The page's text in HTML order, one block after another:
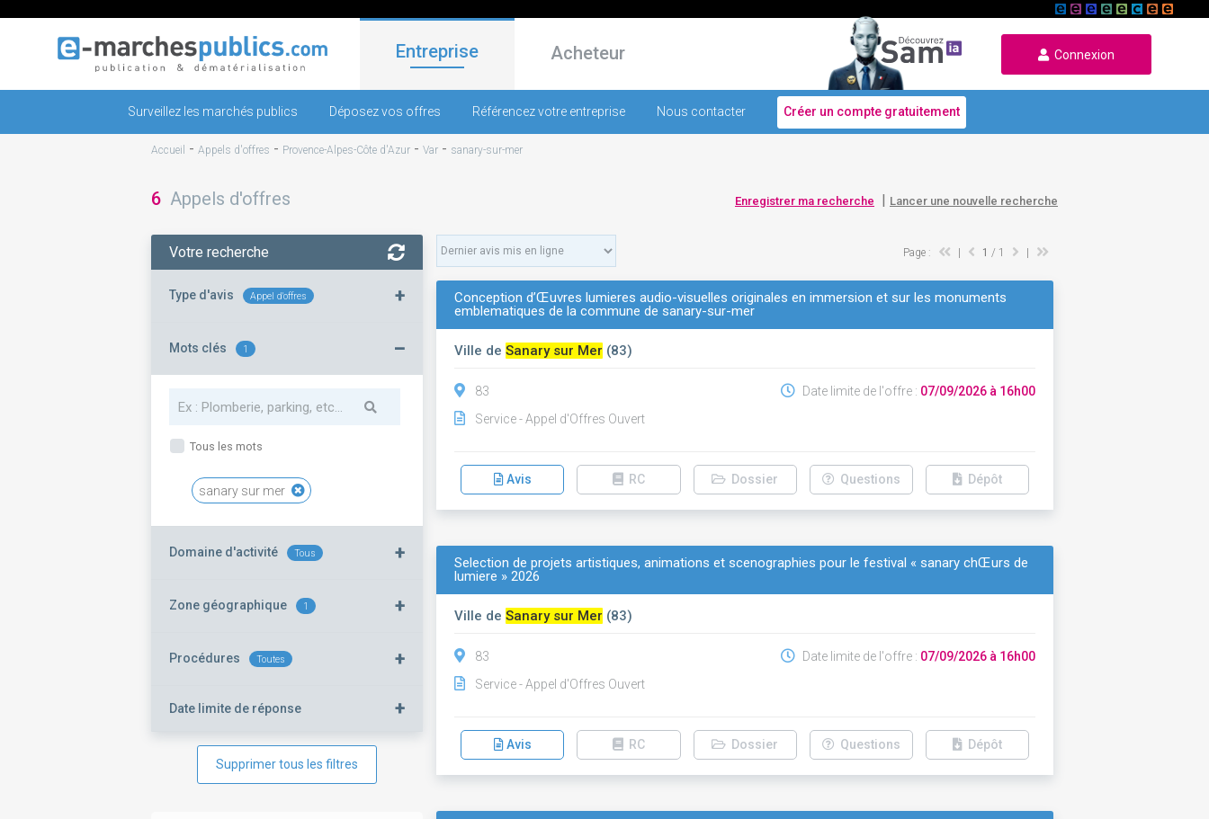
Entreprise Acheteur Connexion
Surveillez les marchés publics Déposez vos offres Référencez votre entreprise Nous contacter Créer un compte gratuitement
Accueil - Appels d'offres - Provence-Alpes-Côte d'Azur - Var - sanary-sur-mer
6 Appels d'offres Enregistrer ma recherche | Lancer une nouvelle recherche
Votre recherche
Type d'avis Appel d'offres +
Mots clés 1 –
Tous les mots
sanary sur mer
Domaine d'activité Tous +
Zone géographique 1 +
Procédures Toutes +
Date limite de réponse +
Supprimer tous les filtres
Page : 1 / 1
Conception d’Œuvres lumieres audio-visuelles originales en immersion et sur les monuments
emblematiques de la commune de sanary-sur-mer
Ville deSanary sur Mer (83)
83
Service - Appel d'Offres Ouvert
Date limite de l'offre : 07/09/2026 à 16h00
Avis RC Dossier Questions Dépôt
Selection de projets artistiques, animations et scenographies pour le festival « sanary chŒurs de
lumiere » 2026
Ville deSanary sur Mer (83)
83
Service - Appel d'Offres Ouvert
Date limite de l'offre : 07/09/2026 à 16h00
Avis RC Dossier Questions Dépôt